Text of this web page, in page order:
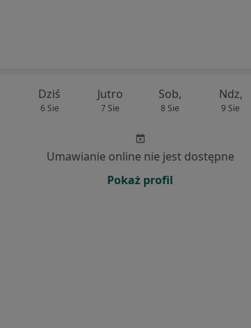
Dziś
6 Sie
Jutro
7 Sie
Sob,
8 Sie
Ndz,
9 Sie
Umawianie online nie jest dostępne
Pokaż profil